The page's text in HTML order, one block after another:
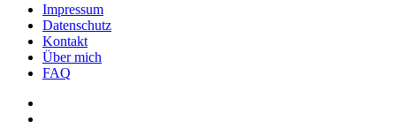
Impressum
Datenschutz
Kontakt
Über mich
FAQ